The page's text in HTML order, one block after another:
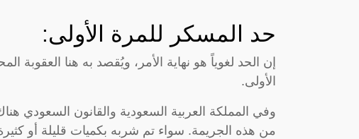
حد المسكر للمرة الأولى:
إن الحد لغوياً هو نهاية الأمر، ويُقصد به هنا
الأولى.
وفي المملكة العربية السعودية والقانون السعودي
من هذه الجريمة. سواء تم شربه بكميات قليلة أو